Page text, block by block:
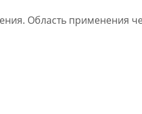
Область применения